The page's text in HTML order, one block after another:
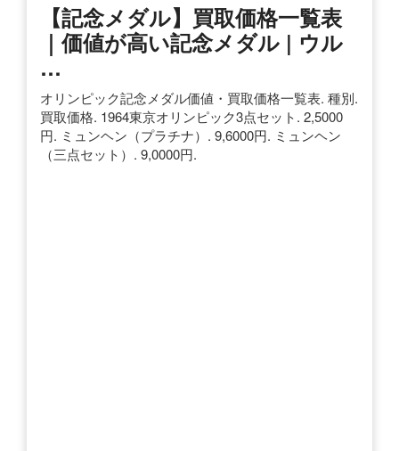
【記念メダル】買取価格一覧表
｜価値が高い記念メダル | ウル
…
オリンピック記念メダル価値・買取価格一覧表. 種別.
買取価格. 1964東京オリンピック3点セット. 2,5000
円. ミュンヘン（プラチナ）. 9,6000円. ミュンヘン
（三点セット）. 9,0000円.